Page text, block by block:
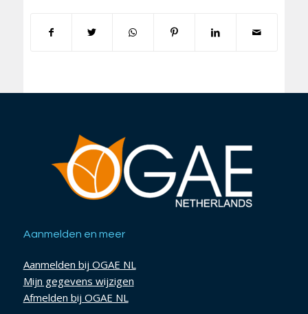
Aanmelden en meer
Aanmelden bij OGAE NL
Mijn gegevens wijzigen
Afmelden bij OGAE NL